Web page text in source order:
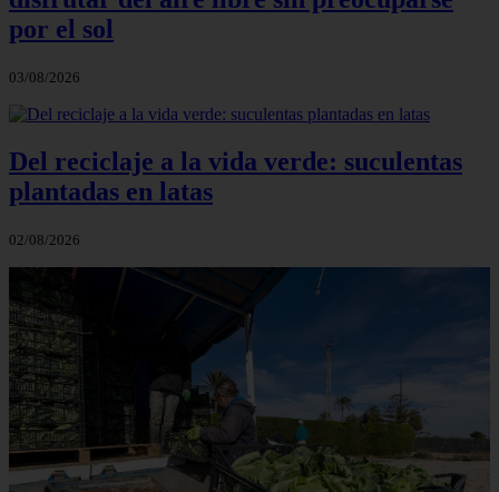
por el sol
03/08/2026
Del reciclaje a la vida verde: suculentas
plantadas en latas
02/08/2026